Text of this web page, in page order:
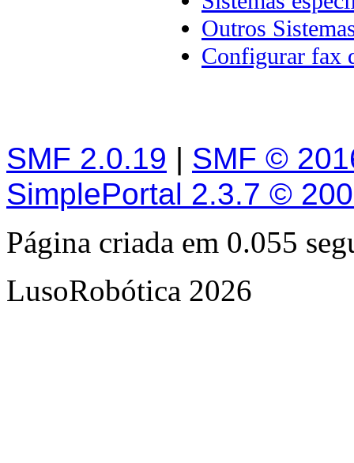
Outros
Configurar fax
SMF 2.0.19 | SMF ©
SimplePortal 2.3.7 ©
Página criada em 0.055
LusoRobótica 2026